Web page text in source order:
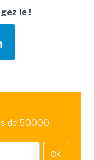
le !
de 50000
OK